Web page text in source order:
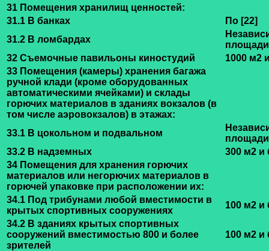
31 Помещения хранилищ ценностей:
31.1 В банках
По [22]
31.2 В ломбардах
площади
32 Съемочные павильоны киностудий
1000 м2
33 Помещения (камеры) хранения багажа
ручной клади (кроме оборудованных
автоматическими ячейками) и склады
горючих материалов в зданиях вокзалов (в
том числе аэровокзалов) в этажах:
33.1 В цокольном и подвальном
площади
33.2 В надземных
300 м2 и
34 Помещения для хранения горючих
материалов или негорючих материалов в
горючей упаковке при расположении их:
34.1 Под трибунами любой вместимости в
крытых спортивных сооружениях
100 м2 и
34.2 В зданиях крытых спортивных
сооружений вместимостью 800 и более
зрителей
100 м2 и